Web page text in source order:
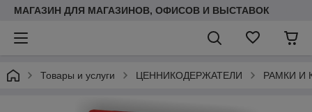
МАГАЗИН ДЛЯ МАГАЗИНОВ, ОФИСОВ И ВЫСТАВОК
Товары и услуги ЦЕННИКОДЕРЖАТЕЛИ РАМКИ И